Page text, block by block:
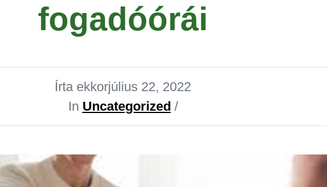
fogadóórái
Írta ekkorjúlius 22, 2022
In Uncategorized /